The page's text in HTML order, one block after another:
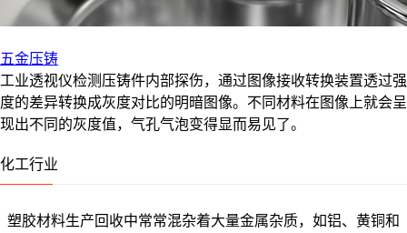
五金压铸
工业透视仪检测压铸件内部探伤，通过图像接收转换装置透过强
度的差异转换成灰度对比的明暗图像。不同材料在图像上就会呈
现出不同的灰度值，气孔气泡变得显而易见了。
化工行业
塑胶材料生产回收中常常混杂着大量金属杂质，如铝、黄铜和